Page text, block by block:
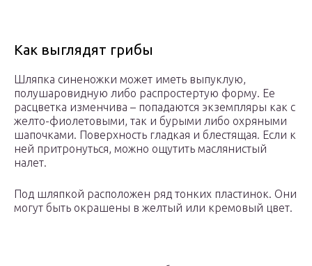
Как выглядят грибы
Шляпка синеножки может иметь выпуклую,
полушаровидную либо распростертую форму. Ее
расцветка изменчива – попадаются экземпляры как с
желто-фиолетовыми, так и бурыми либо охряными
шапочками. Поверхность гладкая и блестящая. Если к
ней притронуться, можно ощутить маслянистый
налет.
Под шляпкой расположен ряд тонких пластинок. Они
могут быть окрашены в желтый или кремовый цвет.